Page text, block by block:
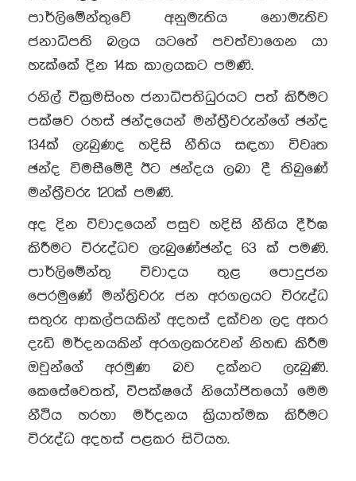
පාර්ලිමේන්තුවේ අනුමැතිය නොමැතිව
ජනාධිපති බලය යටතේ පවත්වාගෙන යා
හැක්කේ දින 14ක කාලයකට පමණි.
රනිල් වික්‍රමසිංහ ජනාධිපතිධුරයට පත් කිරීමට
පක්ෂව රහස් ඡන්දයෙන් මන්ත්‍රීවරුන්ගේ ඡන්ද
134ක් ලැබුණද හදිසි නීතිය සඳහා විවෘත
ඡන්ද විමසීමේදී ඊට ඡන්දය ලබා දී තිබුණේ
මන්ත්‍රීවරු 120ක් පමණි.
අද දින විවාදයෙන් පසුව හදිසි නීතිය දීර්ඝ
කිරීමට විරුද්ධව ලැබුණේඡන්ද 63 ක් පමණි.
පාර්ලිමේන්තු විවාදය තුළ පොදුජන
පෙරමුණේ මන්ත්‍රිවරු ජන අරගලයට විරුද්ධ
සතුරු ආකල්පයකින් අදහස් දක්වන ලද අතර
දැඩි මර්දනයකින් අරගලකරුවන් නිහඬ කිරීම
ඔවුන්ගේ අරමුණ බව දක්නට ලැබුණි.
කෙසේවෙතත්, විපක්ෂයේ නියෝජිතයෝ මෙම
නීථිය හරහා මර්දනය ක්‍රියාත්මක කිරීමට
විරුද්ධ අදහස් පළකර සිටියහ.